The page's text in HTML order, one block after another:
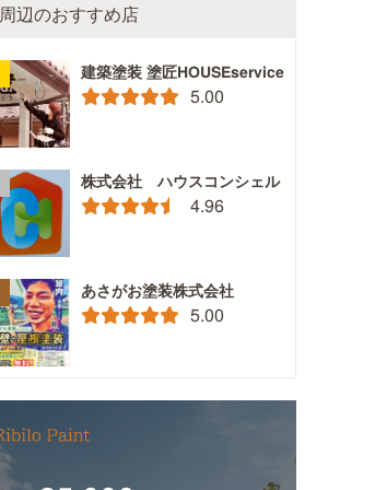
周辺のおすすめ店
建築塗装 塗匠HOUSEservice
5.00
株式会社 ハウスコンシェル
4.96
あさがお塗装株式会社
5.00